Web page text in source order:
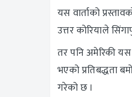
यस वार्ताको
उत्तर कोरियाले
तर पनि अमेरिकी
भएको प्रतिबद्धता
गरेको छ ।